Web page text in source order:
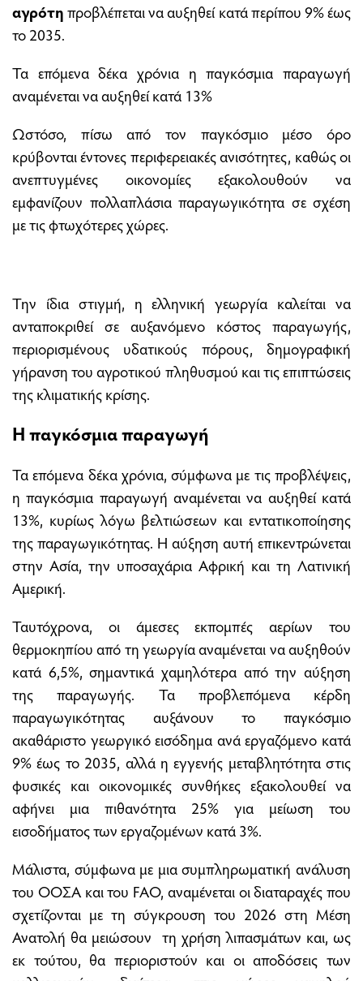
αγρότηπροβλέπεται να αυξηθεί κατά περίπου 9% έως
το 2035.
Τα επόμενα δέκα χρόνια η παγκόσμια παραγωγή
αναμένεται να αυξηθεί κατά 13%
Ωστόσο, πίσω από τον παγκόσμιο μέσο όρο
κρύβονται έντονες περιφερειακές ανισότητες, καθώς οι
ανεπτυγμένες οικονομίες εξακολουθούν να
εμφανίζουν πολλαπλάσια παραγωγικότητα σε σχέση
με τις φτωχότερες χώρες.
Την ίδια στιγμή, η ελληνική γεωργία καλείται να
ανταποκριθεί σε αυξανόμενο κόστος παραγωγής,
περιορισμένους υδατικούς πόρους, δημογραφική
γήρανση του αγροτικού πληθυσμού και τις επιπτώσεις
της κλιματικής κρίσης.
Η παγκόσμια παραγωγή
Τα επόμενα δέκα χρόνια, σύμφωνα με τις προβλέψεις,
η παγκόσμια παραγωγή αναμένεται να αυξηθεί κατά
13%, κυρίως λόγω βελτιώσεων και εντατικοποίησης
της παραγωγικότητας. Η αύξηση αυτή επικεντρώνεται
στην Ασία, την υποσαχάρια Αφρική και τη Λατινική
Αμερική.
Ταυτόχρονα, οι άμεσες εκπομπές αερίων του
θερμοκηπίου από τη γεωργία αναμένεται να αυξηθούν
κατά 6,5%, σημαντικά χαμηλότερα από την αύξηση
της παραγωγής. Τα προβλεπόμενα κέρδη
παραγωγικότητας αυξάνουν το παγκόσμιο
ακαθάριστο γεωργικό εισόδημα ανά εργαζόμενο κατά
9% έως το 2035, αλλά η εγγενής μεταβλητότητα στις
φυσικές και οικονομικές συνθήκες εξακολουθεί να
αφήνει μια πιθανότητα 25% για μείωση του
εισοδήματος των εργαζομένων κατά 3%.
Μάλιστα, σύμφωνα με μια συμπληρωματική ανάλυση
του ΟΟΣΑ και του FAO, αναμένεται οι διαταραχές που
σχετίζονται με τη σύγκρουση του 2026 στη Μέση
Ανατολή θα μειώσουν τη χρήση λιπασμάτων και, ως
εκ τούτου, θα περιοριστούν και οι αποδόσεις των